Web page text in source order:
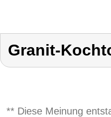
Granit-
** Diese Meinung